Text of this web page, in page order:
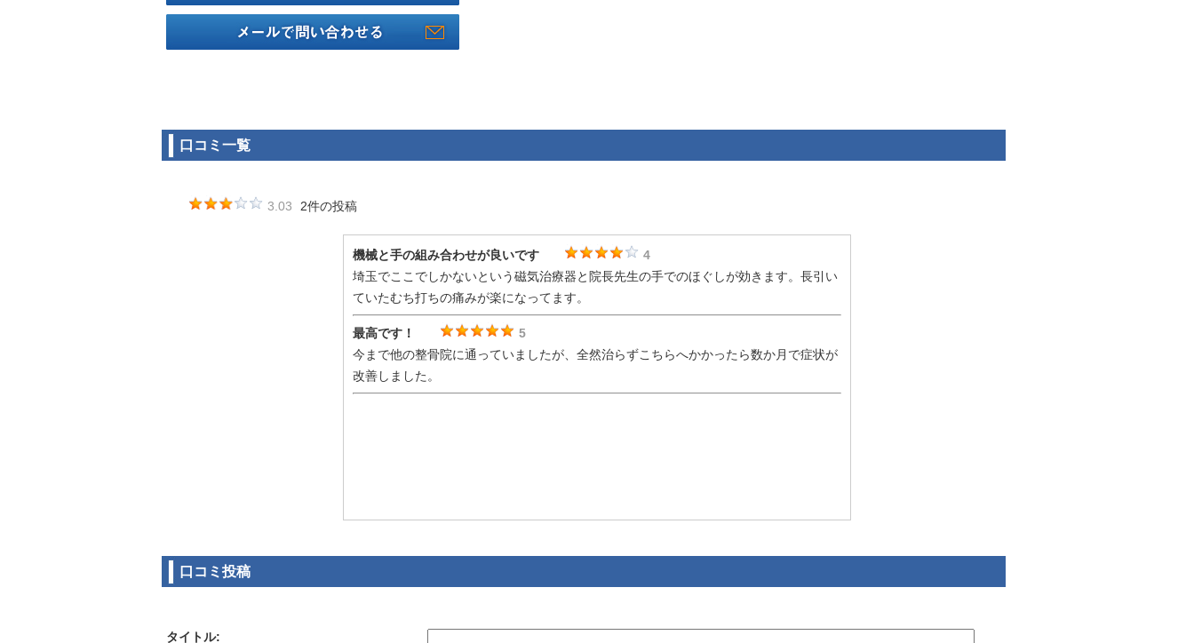
口コミ一覧
3.03 2件の投稿
機械と手の組み合わせが良いです
4
埼玉でここでしかないという磁気治療器と院長先生の手でのほぐしが効きます。長引い
ていたむち打ちの痛みが楽になってます。
最高です！
5
今まで他の整骨院に通っていましたが、全然治らずこちらへかかったら数か月で症状が
改善しました。
口コミ投稿
タイトル: